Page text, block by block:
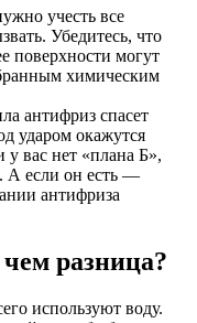
учесть все
Убедитесь, что
поверхности могут
химическим
антифриз спасет
ударом окажутся
у вас нет «плана Б»,
А если он есть —
антифриза
разница?
используют воду.